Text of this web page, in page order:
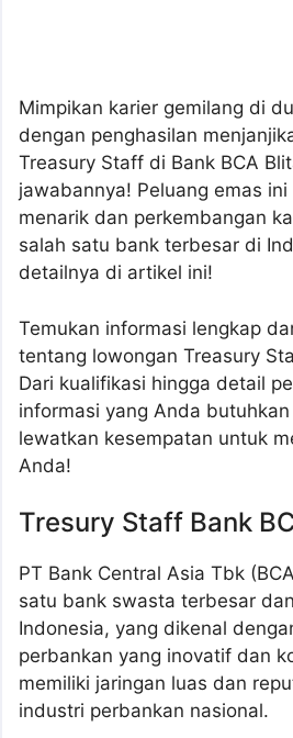
Mimpikan karier gemilang di
dengan penghasilan
Treasury Staff di Bank BCA
jawabannya! Peluang emas
menarik dan perkembangan
salah satu bank terbesar di
detailnya di artikel ini!
Temukan informasi lengkap
tentang lowongan Treasury
Dari kualifikasi hingga detail
informasi yang Anda
lewatkan kesempatan untuk
Anda!
Tresury Staff Bank
PT Bank Central Asia Tbk
satu bank swasta terbesar
Indonesia, yang dikenal
perbankan yang inovatif dan
memiliki jaringan luas dan
industri perbankan nasional.